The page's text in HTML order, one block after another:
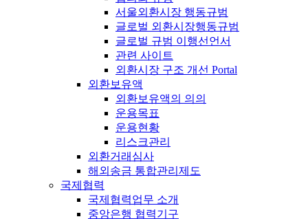
서울외환시장 행동규범
글로벌 외환시장행동규범
글로벌 규범 이행선언서
관련 사이트
외환시장 구조 개선 Portal
외환보유액
외환보유액의 의의
운용목표
운용현황
리스크관리
외환거래심사
해외송금 통합관리제도
국제협력
국제협력업무 소개
중앙은행 협력기구